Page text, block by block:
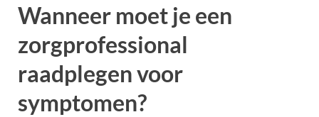
Wanneer moet je een
zorgprofessional
raadplegen voor
symptomen?